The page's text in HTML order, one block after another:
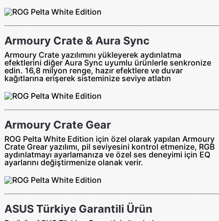
Armoury Crate & Aura Sync
Armoury Crate yazılımını yükleyerek aydınlatma
efektlerini diğer Aura Sync uyumlu ürünlerle senkronize
edin. 16,8 milyon renge, hazır efektlere ve duvar
kağıtlarına erişerek sisteminize seviye atlatın
Armoury Crate Gear
ROG Pelta White Edition için özel olarak yapılan Armoury
Crate Grear yazılımı, pil seviyesini kontrol etmenize, RGB
aydınlatmayı ayarlamanıza ve özel ses deneyimi için EQ
ayarlarını değiştirmenize olanak verir.
ASUS Türkiye Garantili Ürün